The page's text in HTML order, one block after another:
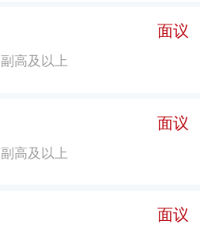
面议
副高及以上
面议
副高及以上
面议